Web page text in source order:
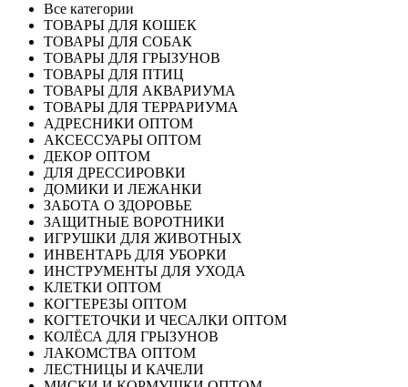
Все категории
ТОВАРЫ ДЛЯ КОШЕК
ТОВАРЫ ДЛЯ СОБАК
ТОВАРЫ ДЛЯ ГРЫЗУНОВ
ТОВАРЫ ДЛЯ ПТИЦ
ТОВАРЫ ДЛЯ АКВАРИУМА
ТОВАРЫ ДЛЯ ТЕРРАРИУМА
АДРЕСНИКИ ОПТОМ
АКСЕССУАРЫ ОПТОМ
ДЕКОР ОПТОМ
ДЛЯ ДРЕССИРОВКИ
ДОМИКИ И ЛЕЖАНКИ
ЗАБОТА О ЗДОРОВЬЕ
ЗАЩИТНЫЕ ВОРОТНИКИ
ИГРУШКИ ДЛЯ ЖИВОТНЫХ
ИНВЕНТАРЬ ДЛЯ УБОРКИ
ИНСТРУМЕНТЫ ДЛЯ УХОДА
КЛЕТКИ ОПТОМ
КОГТЕРЕЗЫ ОПТОМ
КОГТЕТОЧКИ И ЧЕСАЛКИ ОПТОМ
КОЛЁСА ДЛЯ ГРЫЗУНОВ
ЛАКОМСТВА ОПТОМ
ЛЕСТНИЦЫ И КАЧЕЛИ